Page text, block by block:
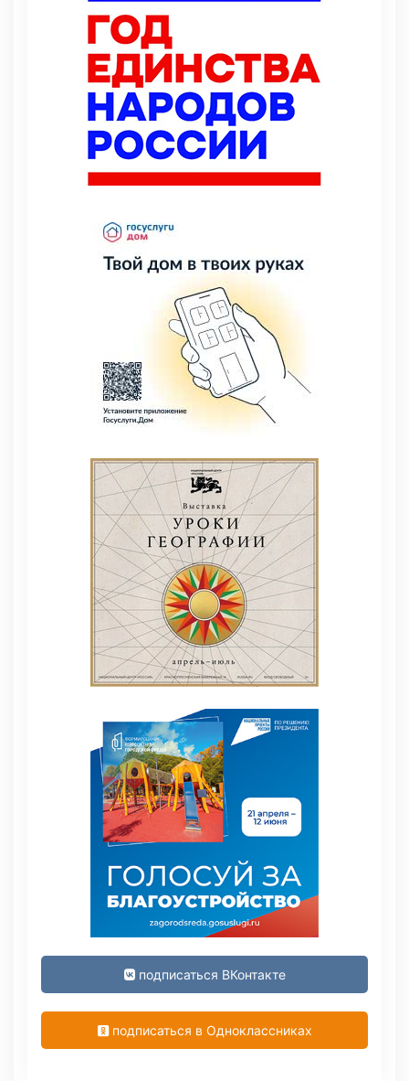
подписаться ВКонтакте
подписаться в Одноклассниках